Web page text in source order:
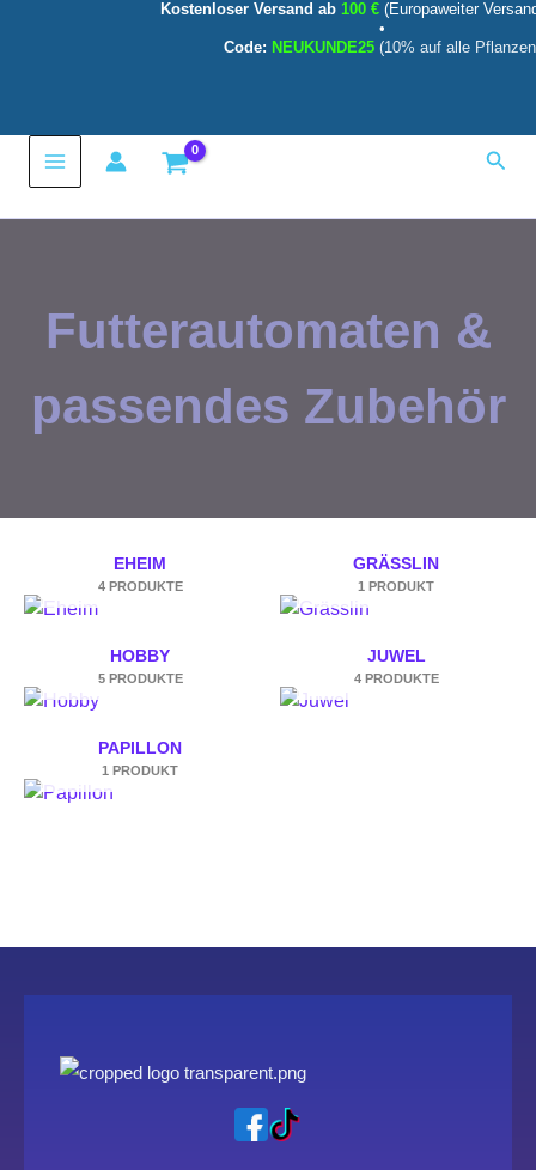
Kostenloser Versand ab 100 € (Europaweiter
•
Code: NEUKUNDE25 (10% auf alle
Main
Futterautomaten &
passendes Zubehör
EHEIM
4 PRODUKTE
GRÄSSLIN
1 PRODUKT
HOBBY
5 PRODUKTE
JUWEL
4 PRODUKTE
PAPILLON
1 PRODUKT